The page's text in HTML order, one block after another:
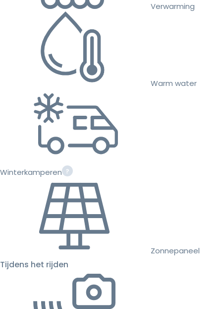
Verwarming
Warm water
Winterkamperen
Zonnepaneel
Tijdens het rijden